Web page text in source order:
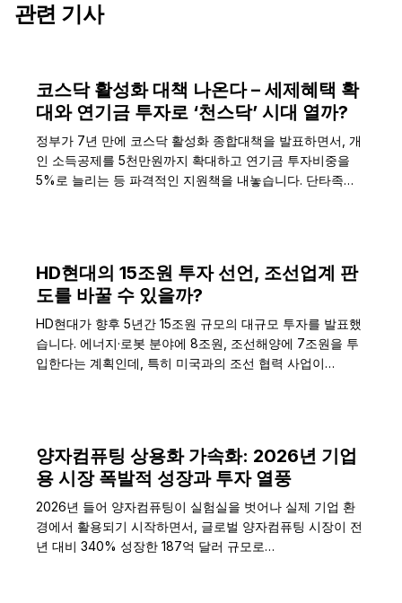
관련 기사
코스닥 활성화 대책 나온다 – 세제혜택 확
대와 연기금 투자로 ‘천스닥’ 시대 열까?
정부가 7년 만에 코스닥 활성화 종합대책을 발표하면서, 개
인 소득공제를 5천만원까지 확대하고 연기금 투자비중을
5%로 늘리는 등 파격적인 지원책을 내놓습니다. 단타족…
HD현대의 15조원 투자 선언, 조선업계 판
도를 바꿀 수 있을까?
HD현대가 향후 5년간 15조원 규모의 대규모 투자를 발표했
습니다. 에너지·로봇 분야에 8조원, 조선해양에 7조원을 투
입한다는 계획인데, 특히 미국과의 조선 협력 사업이…
양자컴퓨팅 상용화 가속화: 2026년 기업
용 시장 폭발적 성장과 투자 열풍
2026년 들어 양자컴퓨팅이 실험실을 벗어나 실제 기업 환
경에서 활용되기 시작하면서, 글로벌 양자컴퓨팅 시장이 전
년 대비 340% 성장한 187억 달러 규모로…